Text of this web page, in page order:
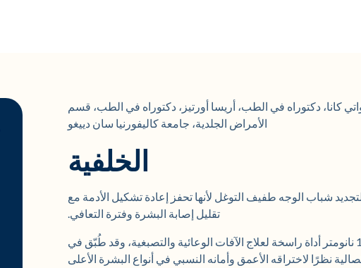
كانا، دكتوراه في الطب، أريسا أورتيز، دكتوراه في الطب، قسم
الأمراض الجلدية، جامعة كاليفورنيا سان دييغو
الخلفية
شباب الوجه طفيف التوغل لأنها تحفز إعادة تشكيل الأدمة مع
تقليل إصابة البشرة وفترة التعافي.
يُعد ليزر Nd:YAG بطول موجي 1064 نانومتر أداة راسخة لعلاج الآفات الوعائية والتصبغية، وقد طُبّق في
نظرًا لاختراقه الأعمق وأمانه النسبي في أنواع البشرة الأعلى